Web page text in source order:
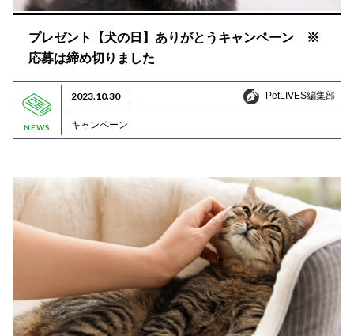
プレゼント【犬の日】ありがとうキャンペーン ※
応募は締め切りました
NEWS
2023.10.30 PetLIVES編集部
PetLIVES編集部
キャンペーン